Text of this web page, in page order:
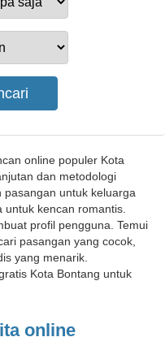
online populer Kota
dan metodologi
untuk keluarga
kencan romantis.
profil pengguna. Temui
pasangan yang cocok,
yang menarik.
Kota Bontang untuk
online